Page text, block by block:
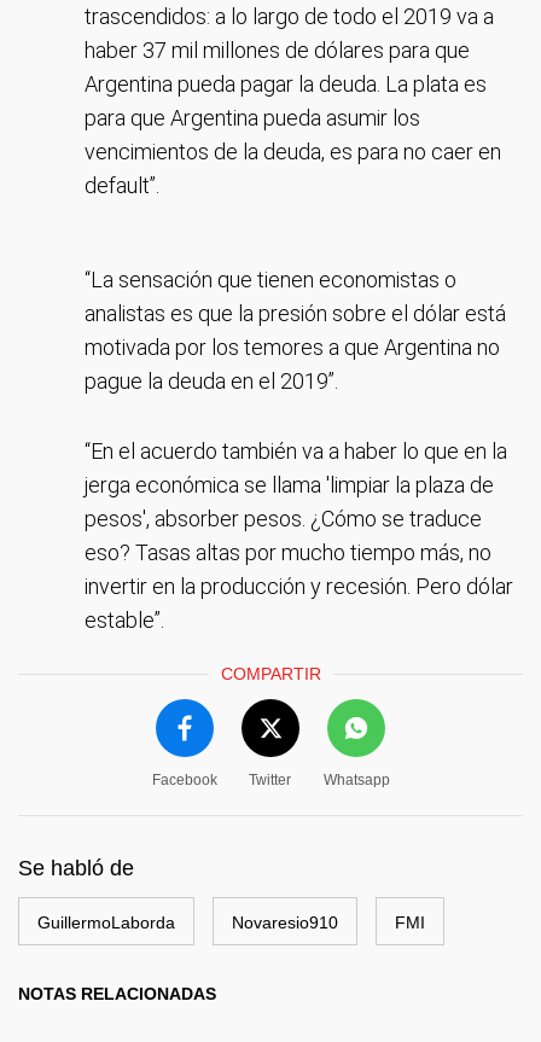
trascendidos: a lo largo de todo el 2019 va a
haber 37 mil millones de dólares para que
Argentina pueda pagar la deuda. La plata es
para que Argentina pueda asumir los
vencimientos de la deuda, es para no caer en
default”.
“La sensación que tienen economistas o
analistas es que la presión sobre el dólar está
motivada por los temores a que Argentina no
pague la deuda en el 2019”.
“En el acuerdo también va a haber lo que en la
jerga económica se llama 'limpiar la plaza de
pesos', absorber pesos. ¿Cómo se traduce
eso? Tasas altas por mucho tiempo más, no
invertir en la producción y recesión. Pero dólar
estable”.
COMPARTIR
Facebook Twitter Whatsapp
Se habló de
GuillermoLaborda Novaresio910 FMI
NOTAS RELACIONADAS